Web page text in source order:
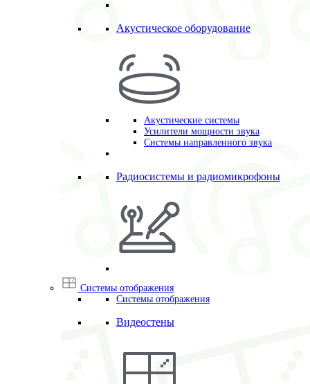
Акустическое оборудование
Акустические системы
Усилители мощности звука
Системы направленного звука
Радиосистемы и радиомикрофоны
Системы отображения
Системы отображения
Видеостены